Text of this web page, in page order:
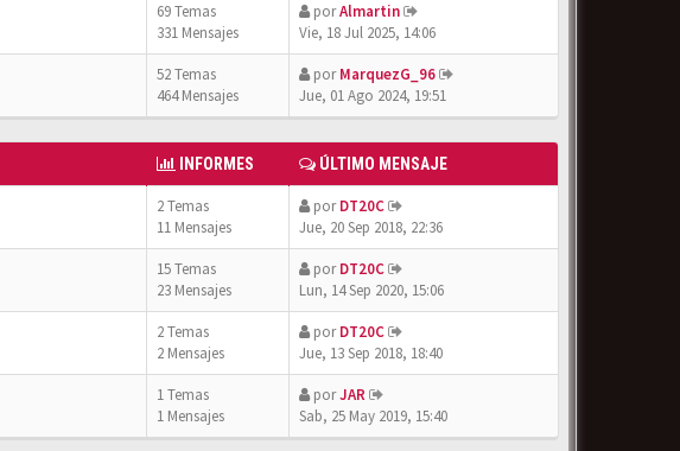
69 Temas
331 Mensajes
porAlmartin
Vie, 18 Jul 2025, 14:06
52 Temas
464 Mensajes
porMarquezG_96
Jue, 01 Ago 2024, 19:51
INFORMES ÚLTIMO MENSAJE
2 Temas
11 Mensajes
porDT20C
Jue, 20 Sep 2018, 22:36
15 Temas
23 Mensajes
porDT20C
Lun, 14 Sep 2020, 15:06
2 Temas
2 Mensajes
porDT20C
Jue, 13 Sep 2018, 18:40
1 Temas
1 Mensajes
porJAR
Sab, 25 May 2019, 15:40